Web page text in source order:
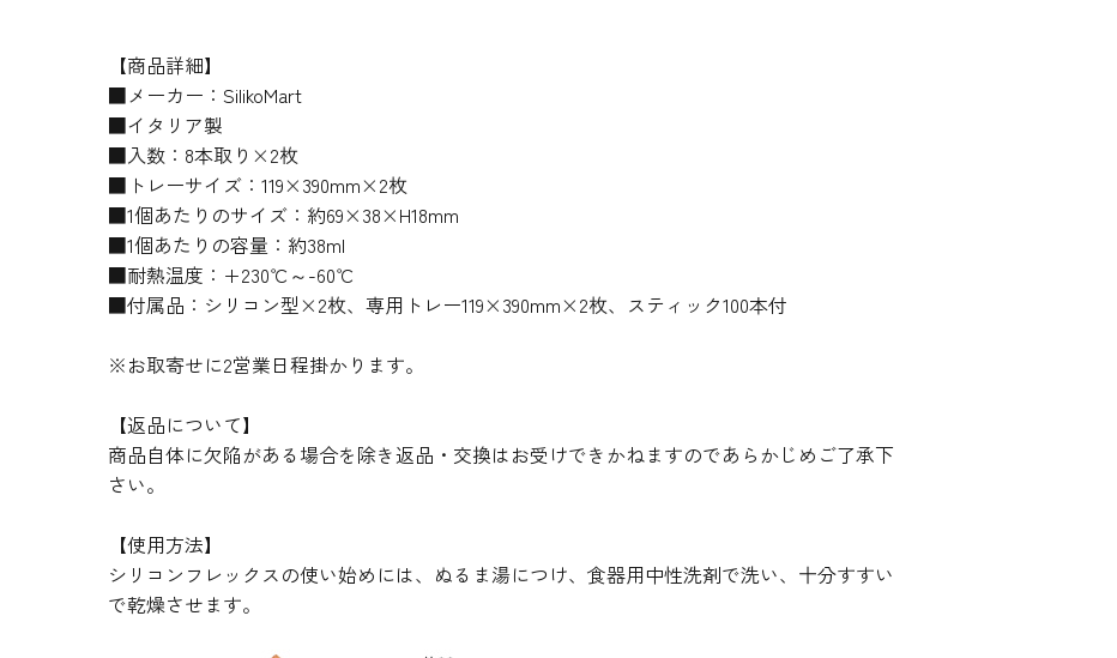
【商品詳細】
■メーカー：SilikoMart
■イタリア製
■入数：8本取り×2枚
■トレーサイズ：119×390mm×2枚
■1個あたりのサイズ：約69×38×H18mm
■1個あたりの容量：約38ml
■耐熱温度：+230℃～-60℃
■付属品：シリコン型×2枚、専用トレー119×390mm×2枚、スティック100本付
※お取寄せに2営業日程掛かります。
【返品について】
商品自体に欠陥がある場合を除き返品・交換はお受けできかねますのであらかじめご了承下
さい。
【使用方法】
シリコンフレックスの使い始めには、ぬるま湯につけ、食器用中性洗剤で洗い、十分すすい
で乾燥させます。